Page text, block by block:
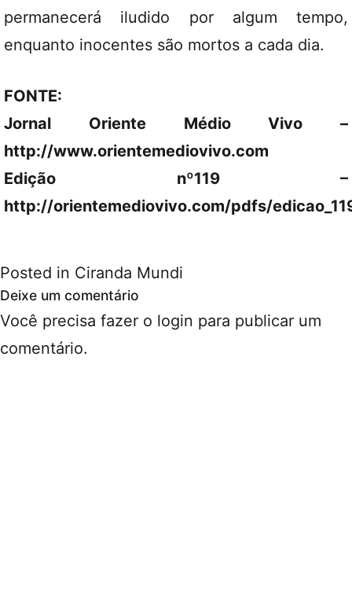
permanecerá iludido por algum tempo,
enquanto inocentes são mortos a cada dia.
FONTE:
Jornal Oriente Médio Vivo –
http://www.orientemediovivo.com
Edição nº119 –
http://orientemediovivo.com/pdfs/
Posted in Ciranda Mundi
Deixe um comentário
Você precisa fazer o login para publicar um
comentário.